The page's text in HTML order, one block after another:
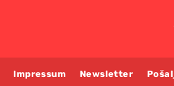
Impressum Newsletter